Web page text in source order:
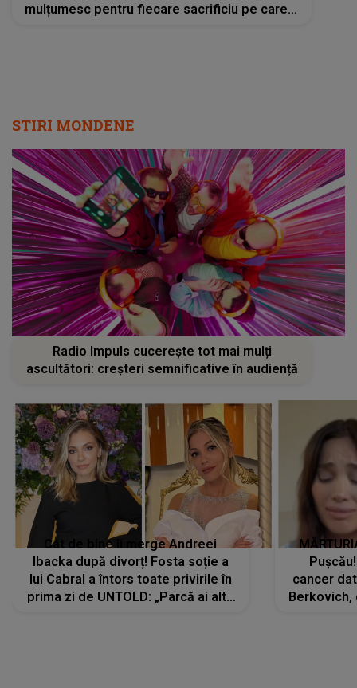
mulțumesc pentru fiecare sacrificiu pe care l-
STIRI MONDENE
Radio Impuls cucerește tot mai mulți
ascultători: creșteri semnificative în audiență
Cât de bine îi merge Andreei
Ibacka după divorț! Fosta soție a
lui Cabral a întors toate privirile în
prima zi de UNTOLD: „Parcă ai altă
cancer
Berkovich,